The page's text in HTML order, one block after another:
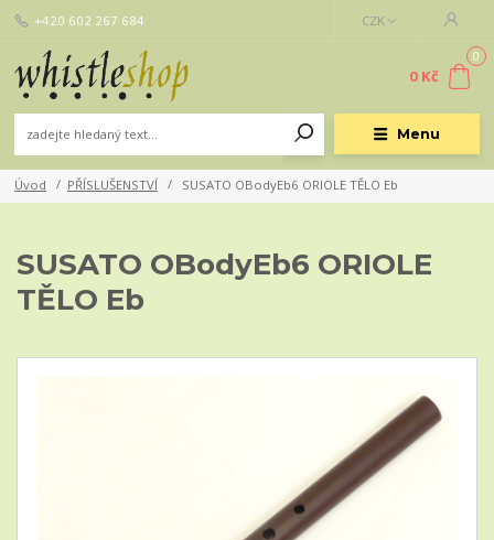
Menu
CZK
+420 602 267 684
0
0 Kč
Úvod PŘÍSLUŠENSTVÍ SUSATO OBodyEb6 ORIOLE TĚLO Eb
SUSATO OBodyEb6 ORIOLE
TĚLO Eb